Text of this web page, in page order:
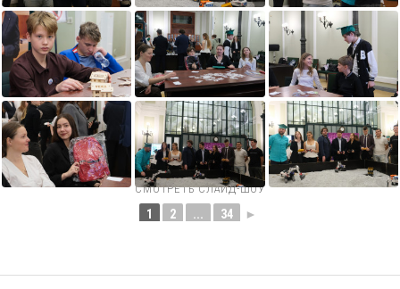
СМОТРЕТЬ СЛАЙД-ШОУ
1 2 ... 34 ►